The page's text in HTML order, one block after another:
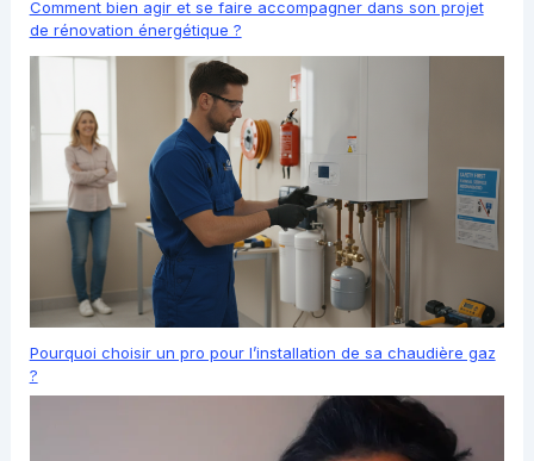
Comment bien agir et se faire accompagner dans son projet
de rénovation énergétique ?
Pourquoi choisir un pro pour l’installation de sa chaudière gaz
?